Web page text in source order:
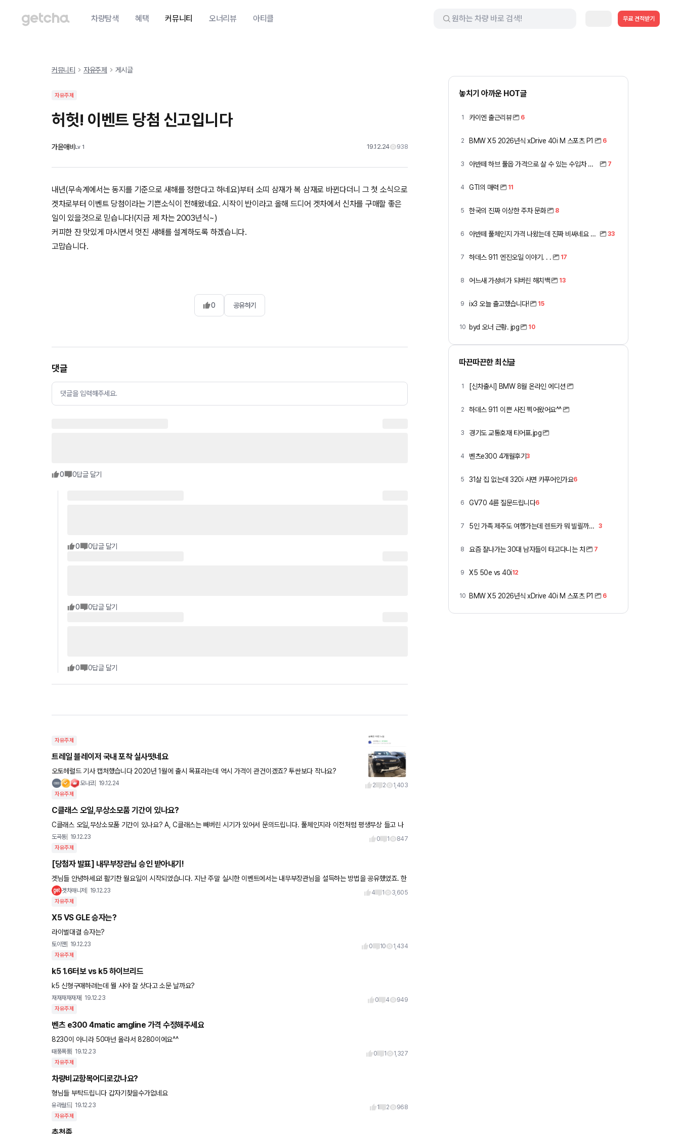
차량탐색 혜택 커뮤니티 오너리뷰 아티클 무료 견적받기
커뮤니티 자유주제 게시글
자유주제
허헛! 이벤트 당첨 신고입니다
가윤애비 Lv 1 19.12.24 938
내년(무속계에서는 동지를 기준으로 새해를 정한다고 하네요)부터 소띠 삼재가 복 삼재로 바뀐다더니 그 첫 소식으로
겟차로부터 이벤트 당첨이라는 기쁜소식이 전해왔네요. 시작이 반이라고 올해 드디어 겟차에서 신차를 구매할 좋은
일이 있을것으로 믿습니다!(지금 제 차는 2003년식~)
커피한 잔 맛있게 마시면서 멋진 새해를 설계하도록 하겠습니다.
고맙습니다.
0 공유하기
댓글
댓글을 입력해주세요.
0 0답글 달기
0 0답글 달기
0 0답글 달기
0 0답글 달기
자유주제
트레일 블레이저 국내 포착 실사떳네요
오토헤럴드 기사 캡처했습니다 2020년 1월에 출시 목표라는데 역시 가격이 관건이겠죠? 투싼보다 작나요?
모나코 19.12.24 2 2 1,403
자유주제
C클래스 오일,무상소모품 기간이 있나요?
C클래스 오일,무상소모품 기간이 있나요? A, C클래스는 빼버린 시기가 있어서 문의드립니다. 풀체인지라 이전처럼 평생무상 들고 나
올지도 모르겠습니다만,
도곡동 19.12.23 0 1 847
자유주제
[당첨자 발표] 내무부장관님 승인 받아내기!
겟님들 안녕하세요! 활기찬 월요일이 시작되었습니다. 지난 주말 실시한 이벤트에서는 내무부장관님을 설득하는 방법을 공유했었죠. 한
자 한 자 정성스러운 댓글 달아주신 모든 분들께 감사드립니다^-^
겟차매니저 19.12.23 4 1 3,605
자유주제
X5 VS GLE 승자는?
라이벌대결 승자는?
토이맨 19.12.23 0 10 1,434
자유주제
k5 1.6터보 vs k5 하이브리드
k5 신형구매하려는데 뭘 사야 잘 삿다고 소문 날까요?
재재재재재재 19.12.23 0 4 949
자유주제
벤츠 e300 4matic amgline 가격 수정해주세요
8230이 아니라 50마넌 올라서 8280이에요^^
태풍폭풍 19.12.23 0 1 1,327
자유주제
차량비교항목어디로갔나요?
형님들 부탁드립니다 갑자기찾을수가없네요
유라월드 19.12.23 1 2 968
자유주제
놓치기 아까운 HOT글
1 카이엔 출근리뷰 6
2 BMW X5 2026년식 xDrive 40i M 스포츠 P1 6
3 아반떼 하브 풀옵 가격으로 살 수 있는 수입차 모아봤습니다 (중고 포함) 7
4 GTI의 매력 11
5 한국의 진짜 이상한 주차 문화 8
6 아반떼 풀체인지 가격 나왔는데 진짜 비싸네요 ㅎㅎ 33
7 하데스 911 엔진오일 이야기. . . 17
8 어느새 가성비가 되버린 해치백 13
9 ix3 오늘 출고했습니다! 15
10 byd 오너 근황. jpg 10
따끈따끈한 최신글
1 [신차출시] BMW 8월 온라인 에디션
2 하데스 911 이쁜 사진 찍어왔어요^^
3 경기도 교통호재 티어표.jpg
4 벤츠e300 4개월후기3
5 31살 집 없는데 320i 사면 카푸어인가요6
6 GV70 4륜 질문드립니다6
7 5인 가족 제주도 여행가는데 렌트카 뭐 빌릴까요 ㅎ 3
8 요즘 잘나가는 30대 남자들이 타고다니는 차 7
9 X5 50e vs 40i12
10 BMW X5 2026년식 xDrive 40i M 스포츠 P1 6